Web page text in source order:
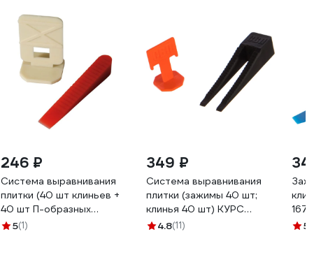
246 ₽
Система выравнивания
плитки (40 шт клиньев +
40 шт П-образных
зажимов) Без бренда
5(1)
349 ₽
Система выравнивания
плитки (зажимы 40 шт;
клинья 40 шт) КУРС
16790
4.8(11)
340
16781М
5